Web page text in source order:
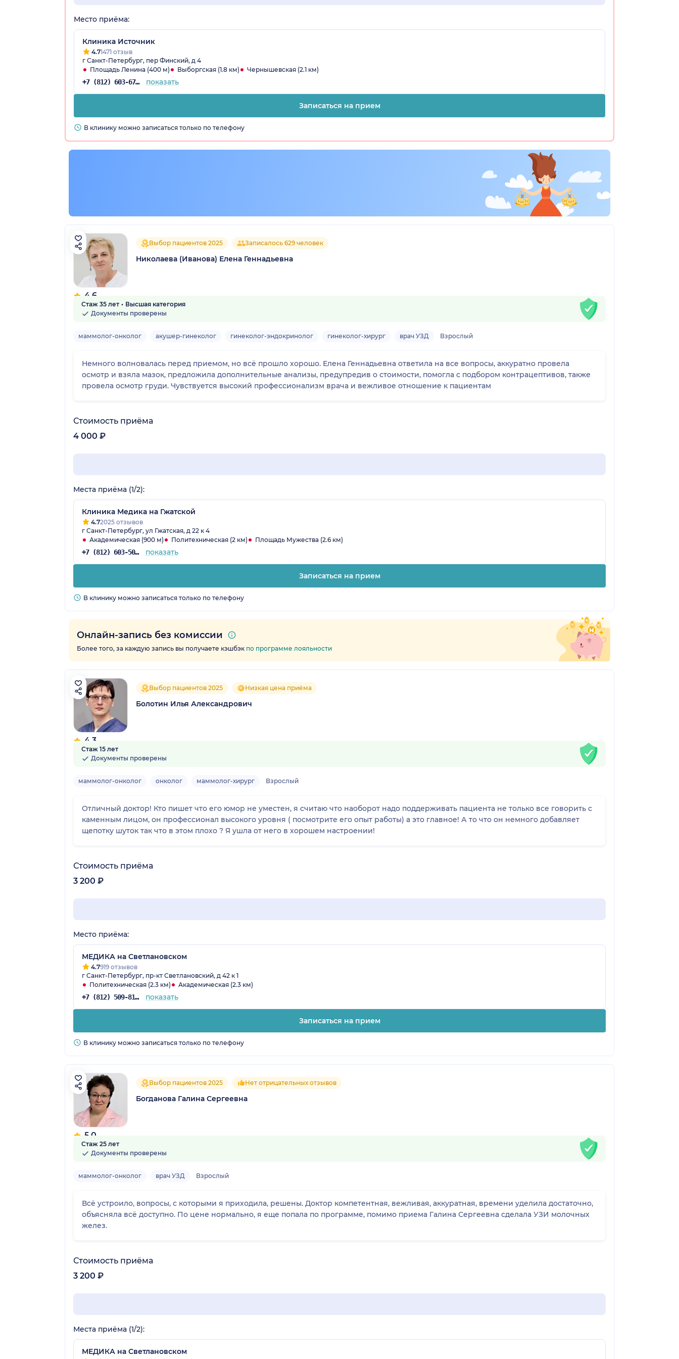
Место приёма:
Клиника Источник
4.71471 отзыв
г Санкт-Петербург, пер Финский, д 4
Площадь Ленина (400 м)
Выборгская (1.8 км) Чернышевская (2.1 км)
+7 (812) 603-67-84 показать
Записаться на прием
В клинику можно записаться только по телефону
4.6
101 отзыв
Выбор пациентов 2025 Записалось 629 человек
Николаева (Иванова) Елена Геннадьевна
Стаж 35 лет
Высшая категория
Документы проверены
маммолог-онколог акушер-гинеколог гинеколог-эндокринолог гинеколог-хирург врач УЗД Взрослый
Немного волновалась перед приемом, но всё прошло хорошо. Елена Геннадьевна ответила на все вопросы, аккуратно провела
осмотр и взяла мазок, предложила дополнительные анализы, предупредив о стоимости, помогла с подбором контрацептивов, также
провела осмотр груди. Чувствуется высокий профессионализм врача и вежливое отношение к пациентам
Стоимость приёма
4 000 ₽
Места приёма (1/2):
Клиника Медика на Гжатской
4.72025 отзывов
г Санкт-Петербург, ул Гжатская, д 22 к 4
Академическая (900 м)
Политехническая (2 км) Площадь Мужества (2.6 км)
+7 (812) 603-50-02 показать
Записаться на прием
В клинику можно записаться только по телефону
Онлайн-запись без комиссии
Более того, за каждую запись вы получаете кэшбэк по программе лояльности
4.3
28 отзывов
Выбор пациентов 2025 Низкая цена приёма
Болотин Илья Александрович
Стаж 15 лет
Документы проверены
маммолог-онколог онколог маммолог-хирург Взрослый
Отличный доктор! Кто пишет что его юмор не уместен, я считаю что наоборот надо поддерживать пациента не только все говорить с
каменным лицом, он профессионал высокого уровня ( посмотрите его опыт работы) а это главное! А то что он немного добавляет
щепотку шуток так что в этом плохо ? Я ушла от него в хорошем настроении!
Стоимость приёма
3 200 ₽
Место приёма:
МЕДИКА на Светлановском
4.7919 отзывов
г Санкт-Петербург, пр-кт Светлановский, д 42 к 1
Политехническая (2.3 км)
Академическая (2.3 км)
+7 (812) 509-81-75 показать
Записаться на прием
В клинику можно записаться только по телефону
5.0
76 отзывов
Выбор пациентов 2025 Нет отрицательных отзывов
Богданова Галина Сергеевна
Стаж 25 лет
Документы проверены
маммолог-онколог врач УЗД Взрослый
Всё устроило, вопросы, с которыми я приходила, решены. Доктор компетентная, вежливая, аккуратная, времени уделила достаточно,
объясняла всё доступно. По цене нормально, я еще попала по программе, помимо приема Галина Сергеевна сделала УЗИ молочных
желез.
Стоимость приёма
3 200 ₽
Места приёма (1/2):
МЕДИКА на Светлановском